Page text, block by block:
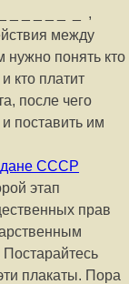
_ _ _ _ _ _ ,
между
нужно понять кто
кто платит
после чего
поставить им
СССР
этап
прав
плакаты. Пора